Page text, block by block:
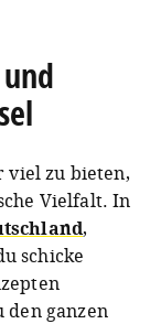
viel zu bieten,
Vielfalt. In
,
schicke
den ganzen